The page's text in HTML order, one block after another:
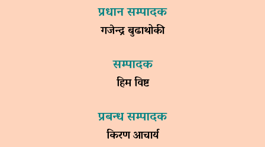
प्रधान सम्पादक
गजेन्द्र बुढाथोकी
सम्पादक
हिम विष्ट
प्रबन्ध सम्पादक
किरण आचार्य